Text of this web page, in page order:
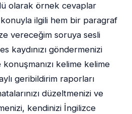
olarak örnek cevaplar
ilgili hem bir paragraf
vereceğim soruya sesli
kaydınızı göndermenizi
konuşmanızı kelime kelime
geribildirim raporları
düzeltmenizi ve
kendinizi İngilizce